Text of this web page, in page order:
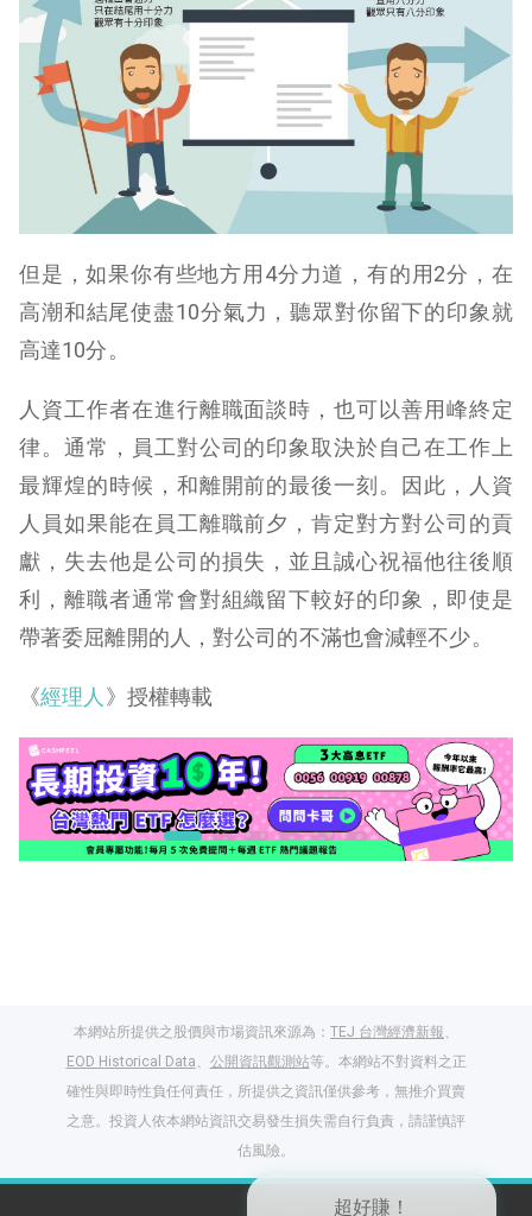
但是，如果你有些地方用4分力道，有的用2分，在
高潮和結尾使盡10分氣力，聽眾對你留下的印象就
高達10分。
人資工作者在進行離職面談時，也可以善用峰終定
律。通常，員工對公司的印象取決於自己在工作上
最輝煌的時候，和離開前的最後一刻。
因此，人資
人員如果能在員工離職前夕，肯定對方對公司的貢
獻，失去他是公司的損失，並且誠心祝福他往後順
利，離職者通常會對組織留下較好的印象，即使是
帶著委屈離開的人，對公司的不滿也會減輕不少。
《經理人 》授權轉載
本網站所提供之股價與市場資訊來源為： TEJ 台灣經濟新報、
EOD Historical Data、 公開資訊觀測站等。本網站不對資料之正
確性與即時性負任何責任，所提供之資訊僅供參考，無推介買賣
之意。投資人依本網站資訊交易發生損失需自行負責，請謹慎評
估風險。
登入股感會員，閱讀